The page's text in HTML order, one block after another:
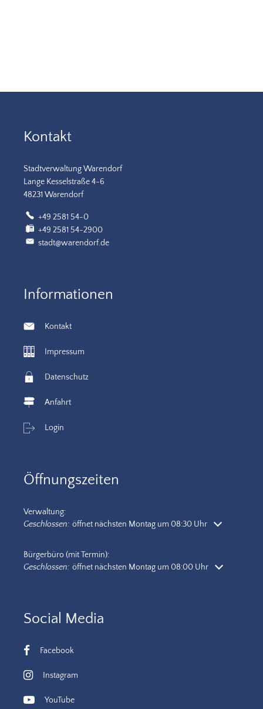
Kontakt
Stadtverwaltung Warendorf
Lange Kesselstraße 4-6
48231 Warendorf
+49 2581 54-0
+49 2581 54-2900
stadt@warendorf.de
Informationen
Kontakt
Impressum
Datenschutz
Anfahrt
Login
Öffnungszeiten
Verwaltung:
Klicken, um weitere Öffnungs- oder Schließzeiten auszublenden
Geschlossen: öffnet nächsten Montag um 08:30 Uhr
Bürgerbüro (mit Termin):
Klicken, um weitere Öffnungs- oder Schließzeiten auszublenden
Geschlossen: öffnet nächsten Montag um 08:00 Uhr
Social Media
Facebook
Instagram
YouTube